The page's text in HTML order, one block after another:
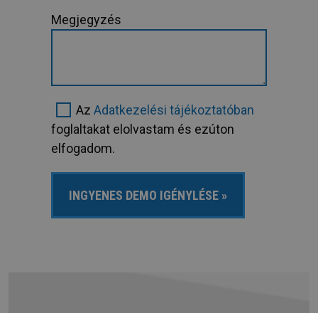
Megjegyzés
Az Adatkezelési tájékoztatóban
foglaltakat elolvastam és ezúton
elfogadom.